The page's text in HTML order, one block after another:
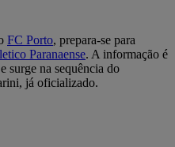
FC Porto, prepara-se para
Paranaense. A informação é
surge na sequência do
já oficializado.